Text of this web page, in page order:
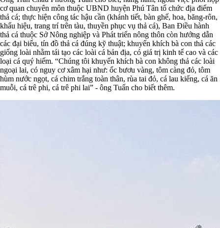
cơ quan chuyên môn thuộc UBND huyện Phú Tân tổ chức địa điểm
thả cá; thực hiện công tác hậu cần (khánh tiết, bàn ghế, hoa, băng-rôn,
khẩu hiệu, trang trí trên tàu, thuyền phục vụ thả cá), Ban Điều hành
thả cá thuộc Sở Nông nghiệp và Phát triển nông thôn còn hướng dẫn
các đại biểu, tín đồ thả cá đúng kỹ thuật; khuyến khích bà con thả các
giống loài nhằm tái tạo các loài cá bản địa, có giá trị kinh tế cao và các
loại cá quý hiếm. “Chúng tôi khuyến khích bà con không thả các loài
ngoại lai, có nguy cơ xâm hại như: ốc bươu vàng, tôm càng đỏ, tôm
hùm nước ngọt, cá chim trắng toàn thân, rùa tai đỏ, cá lau kiếng, cá ăn
muỗi, cá trê phi, cá trê phi lai” - ông Tuấn cho biết thêm.